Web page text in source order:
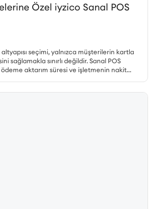
Özel iyzico Sanal POS
seçimi, yalnızca müşterilerin kartla
sağlamakla sınırlı değildir. Sanal POS
ödeme aktarım süresi ve işletmenin nakit